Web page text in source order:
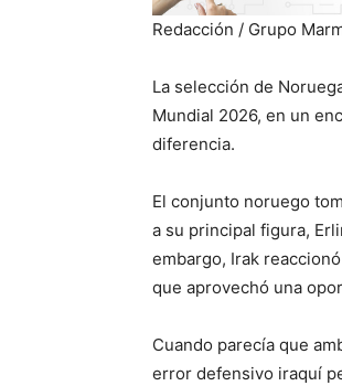
Redacción / Grupo
La selección de
Mundial 2026, en un
diferencia.
El conjunto noruego
a su principal figura,
embargo, Irak
que aprovechó una
Cuando parecía que
error defensivo iraquí